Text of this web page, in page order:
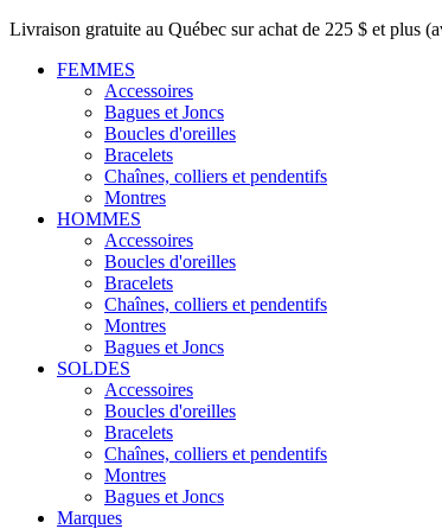
Livraison gratuite au Québec sur achat de 225 $ et plus
FEMMES
Accessoires
Bagues et Joncs
Boucles d'oreilles
Bracelets
Chaînes, colliers et pendentifs
Montres
HOMMES
Accessoires
Boucles d'oreilles
Bracelets
Chaînes, colliers et pendentifs
Montres
Bagues et Joncs
SOLDES
Accessoires
Boucles d'oreilles
Bracelets
Chaînes, colliers et pendentifs
Montres
Bagues et Joncs
Marques